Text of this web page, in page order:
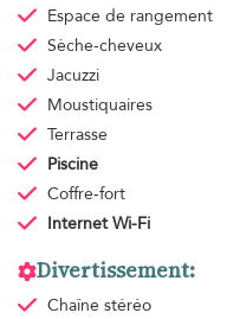
Espace de rangement
Sèche-cheveux
Jacuzzi
Moustiquaires
Terrasse
Piscine
Coffre-fort
Internet Wi-Fi
Divertissement:
Chaîne stéréo